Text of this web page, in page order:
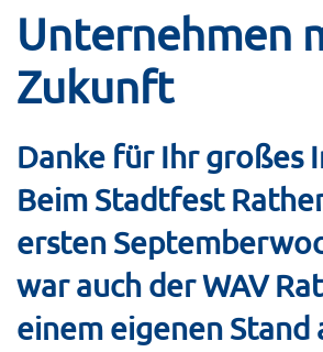
Unternehmen
Zukunft
Danke für Ihr großes
Beim Stadtfest
ersten
war auch der WAV
einem eigenen Stand